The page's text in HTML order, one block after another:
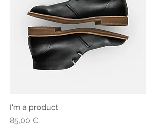
I'm a product
Τιμή
85,00 €